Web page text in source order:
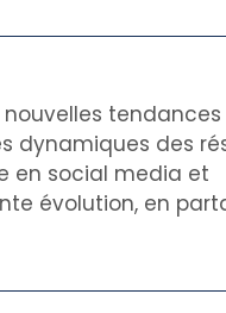
dynamiques des
en social media et
évolution, en